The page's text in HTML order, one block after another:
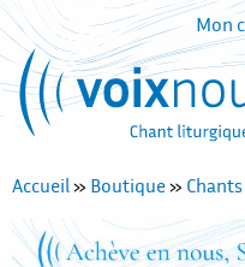
Mon
Accueil» Boutique» Chants